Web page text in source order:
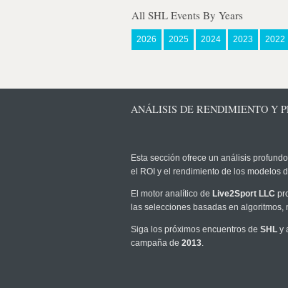
All SHL Events By Years
2026 2025 2024 2023 2022
ANÁLISIS DE RENDIMIENTO Y
Esta sección ofrece un análisis
el ROI y el rendimiento de los modelos
El motor analítico de Live2Sport LLC
las selecciones basadas en
Siga los próximos encuentros de SHL y
campaña de 2013.